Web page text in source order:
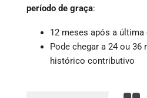
período de graça:
12 meses após a
Pode chegar a 24 ou 36
histórico contributivo